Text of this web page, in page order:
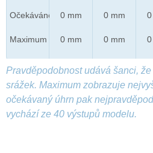
Očekáváno
Maximum
0 mm
0 mm
0 mm
0 mm
Pravděpodobnost udává šanci,
srážek. Maximum zobrazuje
očekávaný úhrn pak
vychází ze 40 výstupů modelu.